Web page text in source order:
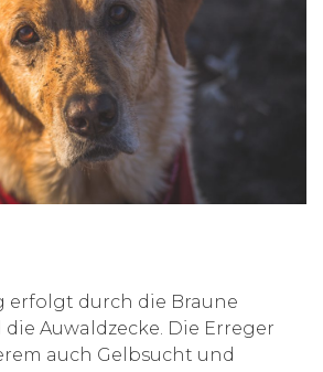
erfolgt durch die Braune
Auwaldzecke. Die Erreger
auch Gelbsucht und